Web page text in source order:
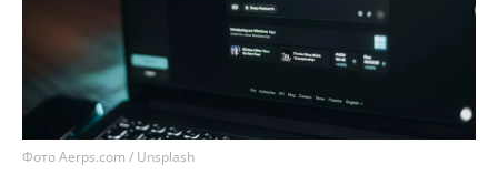
Фото Aerps.com / Unsplash